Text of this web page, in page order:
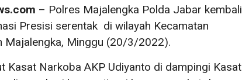
– Polres Majalengka Polda Jabar kembali
Presisi serentak di wilayah Kecamatan
Majalengka, Minggu (20/3/2022).
Kasat Narkoba AKP Udiyanto di dampingi Kasat